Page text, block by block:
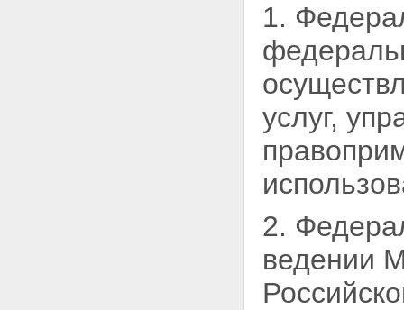
1.
услуг,
2.
ведении